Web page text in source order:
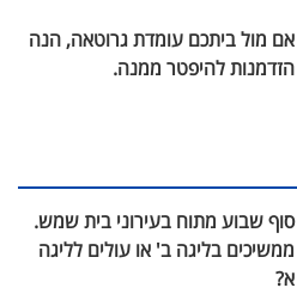
אם מול ביתכם עומדת גרוטאה, הנה
הזדמנות להיפטר ממנה.
סוף שבוע מתוח בעירוני בית שמש.
ממשיכים בליגה ב' או עולים לליגה
א?